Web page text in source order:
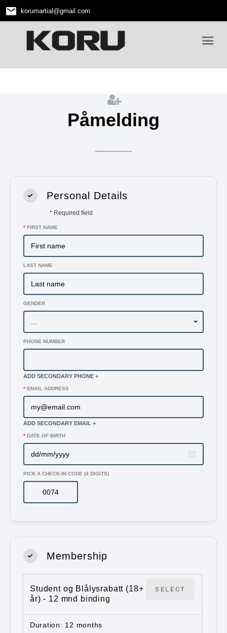
email korumartial@gmail.com
Påmelding
Personal Details
* Required field
* FIRST NAME
LAST NAME
GENDER
PHONE NUMBER
ADD SECONDARY PHONE +
* EMAIL ADDRESS
ADD SECONDARY EMAIL +
* DATE OF BIRTH
PICK A CHECK-IN CODE (4 DIGITS)
Membership
SELECT
Student og Blålysrabatt (18+
år) - 12 mnd binding
Duration
12 months